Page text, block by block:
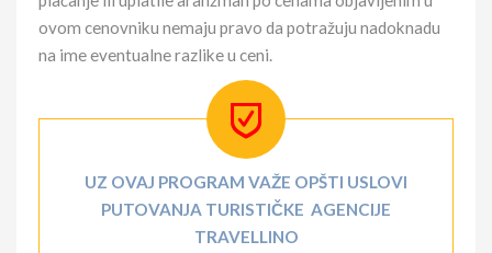
ovom cenovniku nemaju pravo da potražuju nadoknadu
na ime eventualne razlike u ceni.
UZ OVAJ PROGRAM VAŽE OPŠTI USLOVI
PUTOVANJA TURISTIČKE AGENCIJE
TRAVELLINO